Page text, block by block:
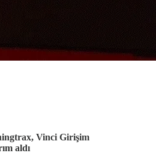
Vinci Girişim
aldı